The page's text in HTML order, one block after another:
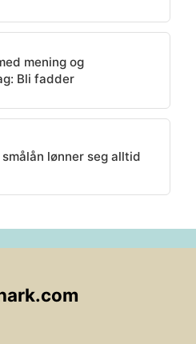
mening og
Bli fadder
lønner seg alltid